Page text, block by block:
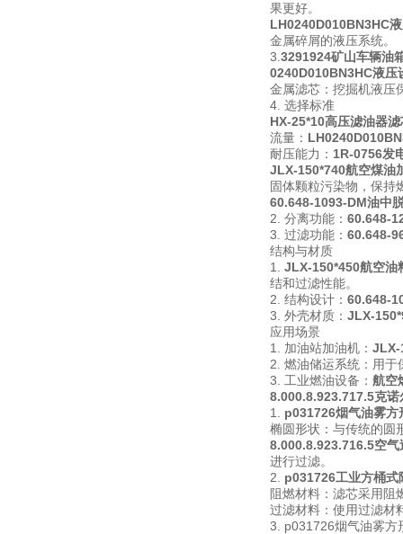
果更好。
LH0240D010BN3HC
金属碎屑的液压系统。
3. 3291924矿山车辆油
0240D010BN3HC液压
金属滤芯：挖掘机液压
4. 选择标准
HX-25*10高压滤油器滤
流量：
耐压能力： 1R-0756发
JLX-150*740航空煤油
固体颗粒污染物，保持
60.648-1093-DM油中
2. 分离功能： 60.648-
3. 过滤功能： 60.648-
结构与材质
1. JLX-150*450航空油
结和过滤性能。
2. 结构设计： 60.648-
3. 外壳材质： JLX-
应用场景
1. 加油站加油机： JLX-
2. 燃油储运系统：用
3. 工业燃油设备： 航空
8.000.8.923.717.5克诺
1. p031726烟气油雾方
椭圆形状：与传统的圆
8.000.8.923.716.5空气
进行过滤。
2. p031726工业方桶式
阻燃材料：滤芯采用阻
过滤材料：使用过滤材
3. p031726烟气油雾方